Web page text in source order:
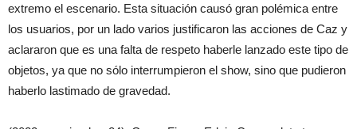
extremo el escenario. Esta situación causó gran polémica entre
los usuarios, por un lado varios justificaron las acciones de Caz y
aclararon que es una falta de respeto haberle lanzado este tipo de
objetos, ya que no sólo interrumpieron el show, sino que pudieron
haberlo lastimado de gravedad.